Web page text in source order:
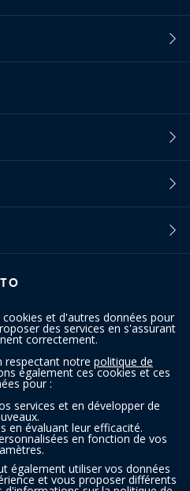
et d'autres données pour
des services en s'assurant
correctement.
respectant notre politique de
également ces cookies et ces
pour :
services et en développer de
en évaluant leur efficacité.
en fonction de vos
également utiliser vos données
et vous proposer différents